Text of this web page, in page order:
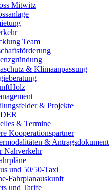
Mitwitz
Team
& Klimaanpassung
& Projekte
& Termine
Kooperationspartner
&
Nahverkehr
und 50/50-Taxi
Fahrplanauskunft
und Tarife